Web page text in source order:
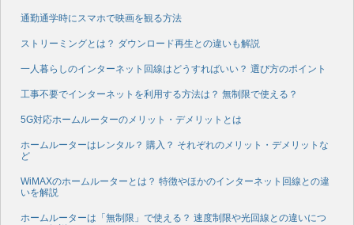
通勤通学時にスマホで映画を観る方法
ストリーミングとは？ ダウンロード再生との違いも解説
一人暮らしのインターネット回線はどうすればいい？ 選び方のポイント
工事不要でインターネットを利用する方法は？ 無制限で使える？
5G対応ホームルーターのメリット・デメリットとは
ホームルーターはレンタル？ 購入？ それぞれのメリット・デメリットな
ど
WiMAXのホームルーターとは？ 特徴やほかのインターネット回線との違
いを解説
ホームルーターは「無制限」で使える？ 速度制限や光回線との違いにつ